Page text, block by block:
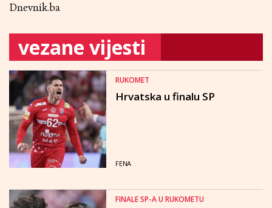
Dnevnik.ba
vezane vijesti
RUKOMET
Hrvatska u finalu SP
FENA
FINALE SP-A U RUKOMETU